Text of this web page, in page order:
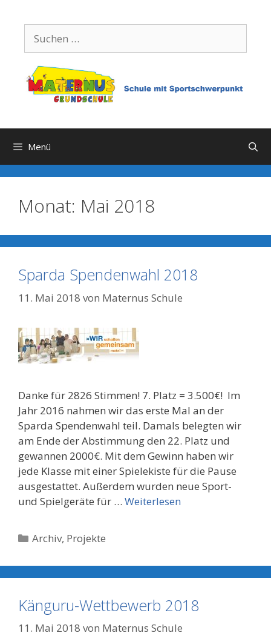
Inhalt
springen
nach:
Menü
Monat: Mai 2018
Sparda Spendenwahl 2018
11. Mai 2018 von Maternus Schule
Danke für 2826 Stimmen! 7. Platz = 3.500€! Im
Jahr 2016 nahmen wir das erste Mal an der
Sparda Spendenwahl teil. Damals belegten wir
am Ende der Abstimmung den 22. Platz und
gewannen 2000€. Mit dem Gewinn haben wir
jede Klasse mit einer Spielekiste für die Pause
ausgestattet. Außerdem wurden neue Sport-
und Spielgeräte für … Weiterlesen
Kategorien
Archiv, Projekte
Känguru-Wettbewerb 2018
11. Mai 2018 von Maternus Schule